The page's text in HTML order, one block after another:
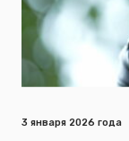
3 января 2026 года